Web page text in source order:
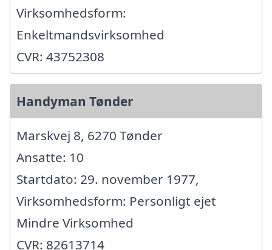
Virksomhedsform:
Enkeltmandsvirksomhed
CVR: 43752308
Handyman Tønder
Marskvej 8, 6270 Tønder
Ansatte: 10
Startdato: 29. november 1977,
Virksomhedsform: Personligt ejet
Mindre Virksomhed
CVR: 82613714